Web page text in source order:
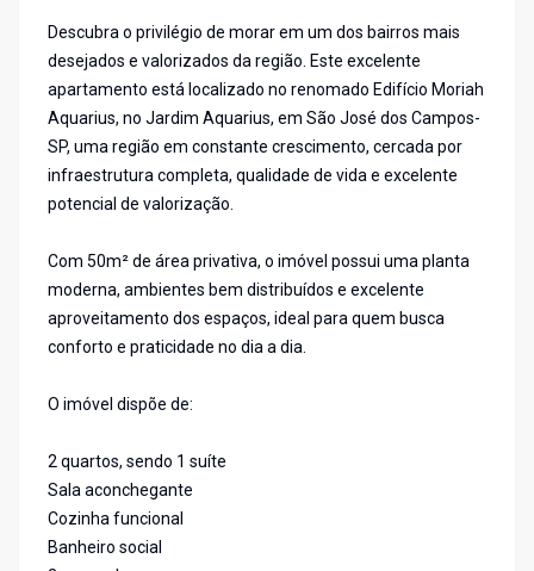
Descubra o privilégio de morar em um dos bairros mais
desejados e valorizados da região. Este excelente
apartamento está localizado no renomado Edifício Moriah
Aquarius, no Jardim Aquarius, em São José dos Campos-
SP, uma região em constante crescimento, cercada por
infraestrutura completa, qualidade de vida e excelente
potencial de valorização.
Com 50m² de área privativa, o imóvel possui uma planta
moderna, ambientes bem distribuídos e excelente
aproveitamento dos espaços, ideal para quem busca
conforto e praticidade no dia a dia.
O imóvel dispõe de:
2 quartos, sendo 1 suíte
Sala aconchegante
Cozinha funcional
Banheiro social